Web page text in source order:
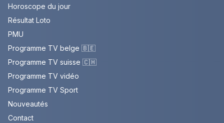
Horoscope du jour
Résultat Loto
PMU
Programme TV belge 🇧🇪
Programme TV suisse 🇨🇭
Programme TV vidéo
Programme TV Sport
Nouveautés
Contact